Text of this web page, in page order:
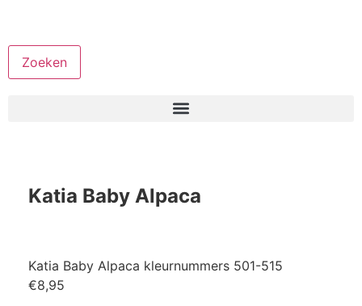
Zoeken
Katia Baby Alpaca
Katia Baby Alpaca kleurnummers 501-515
€8,95